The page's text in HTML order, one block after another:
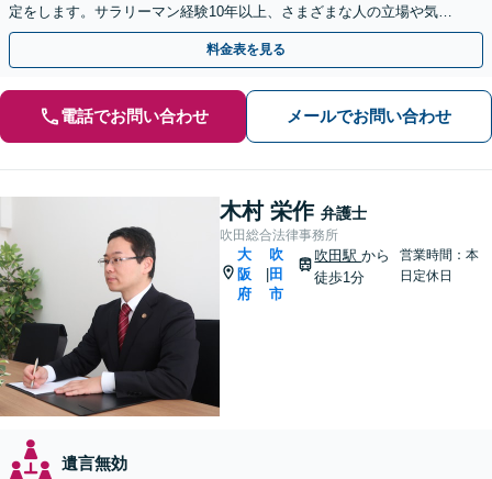
定をします。サラリーマン経験10年以上、さまざまな人の立場や気持
ちが分かります。遺産分割や相続放棄もお任せください。
料金表を見る
電話でお問い合わせ メールでお問い合わせ
木村 栄作 弁護士
吹田総合法律事務所
大
阪
府
吹
田
市
吹田駅から
徒歩1分
営業時間：本
日定休日
遺言無効